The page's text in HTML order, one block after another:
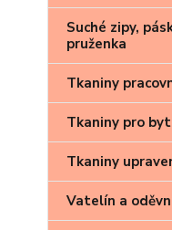
Suché zipy,
pruženka
Tkaniny
Tkaniny pro
Tkaniny
Vatelín a